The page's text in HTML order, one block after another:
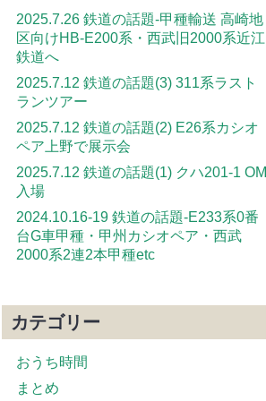
2025.7.26 鉄道の話題-甲種輸送 高崎地
区向けHB-E200系・西武旧2000系近江
鉄道へ
2025.7.12 鉄道の話題(3) 311系ラスト
ランツアー
2025.7.12 鉄道の話題(2) E26系カシオ
ペア上野で展示会
2025.7.12 鉄道の話題(1) クハ201-1 OM
入場
2024.10.16-19 鉄道の話題-E233系0番
台G車甲種・甲州カシオペア・西武
2000系2連2本甲種etc
カテゴリー
おうち時間
まとめ